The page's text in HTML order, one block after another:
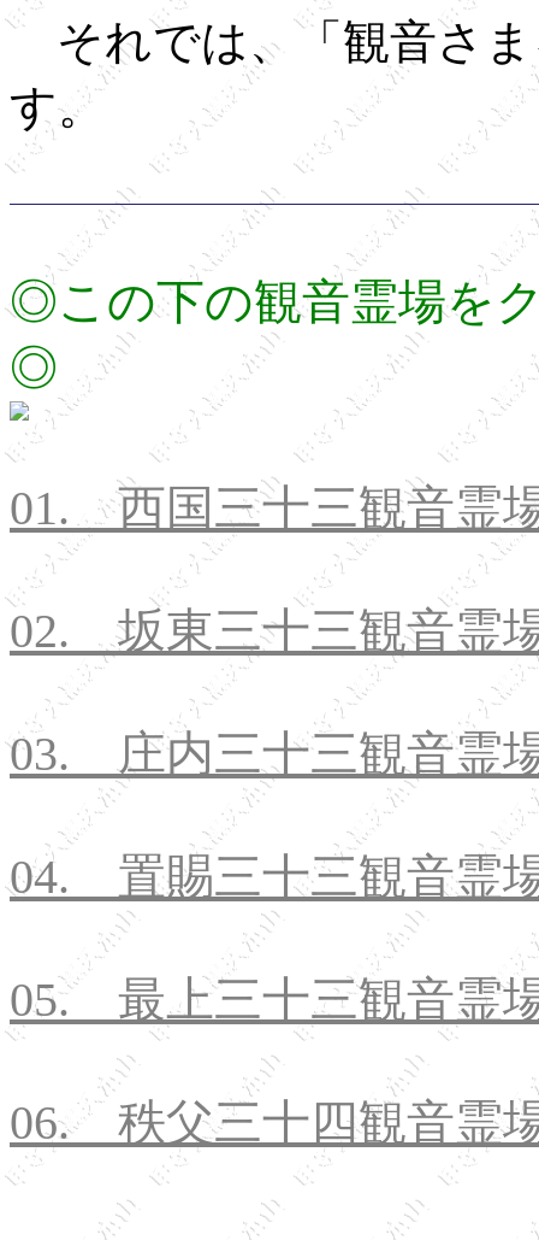
それでは、「観音さま
す。
◎この下の観音霊場を
◎
01. 西国三十三観音霊
02. 坂東三十三観音霊
03. 庄内三十三観音霊
04. 置賜三十三観音霊
05. 最上三十三観音霊
06. 秩父三十四観音霊